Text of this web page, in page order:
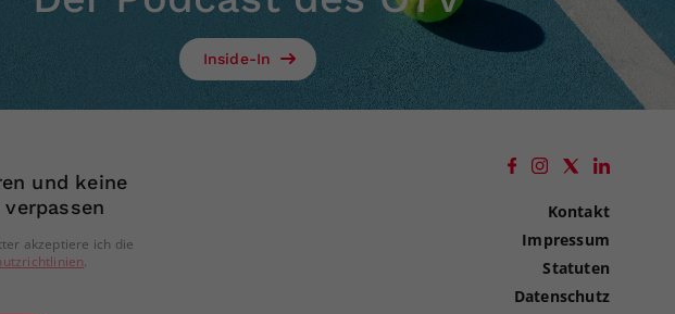
Inside-In
und keine
akzeptiere ich die
.
Kontakt
Impressum
Statuten
Datenschutz